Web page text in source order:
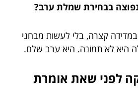
בבחירת שמלת ערב?
קצרה, בלי לעשות מבחני
היא לא תמונה. היא ערב שלם.
לפני שאת אומרת